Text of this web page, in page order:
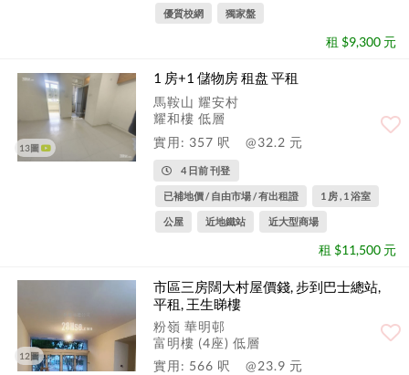
優質校網 獨家盤
租 $9,300 元
13圖
1 房+1 儲物房 租盘 平租
馬鞍山 耀安村
耀和樓 低層
實用: 357 呎
@32.2 元
4 日前 刊登
已補地價 / 自由市場 / 有出租證 1 房 , 1 浴室
公屋 近地鐵站 近大型商場
租 $11,500 元
12圖
市區三房闊大村屋價錢, 步到巴士總站,
平租, 王生睇樓
粉嶺 華明邨
富明樓 (4座) 低層
實用: 566 呎
@23.9 元